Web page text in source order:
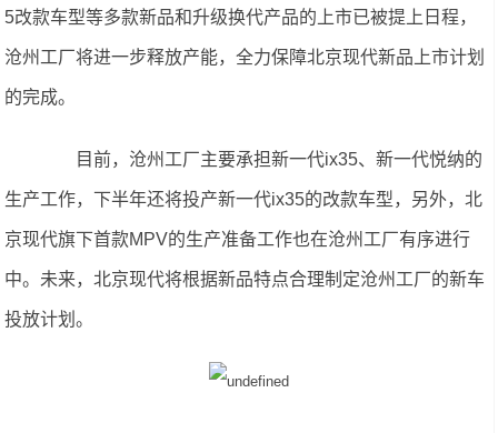
5改款车型等多款新品和升级换代产品的上市已被提上日程，
沧州工厂将进一步释放产能，全力保障北京现代新品上市计划
的完成。
目前，沧州工厂主要承担新一代ix35、新一代悦纳的
生产工作，下半年还将投产新一代ix35的改款车型，另外，北
京现代旗下首款MPV的生产准备工作也在沧州工厂有序进行
中。未来，北京现代将根据新品特点合理制定沧州工厂的新车
投放计划。